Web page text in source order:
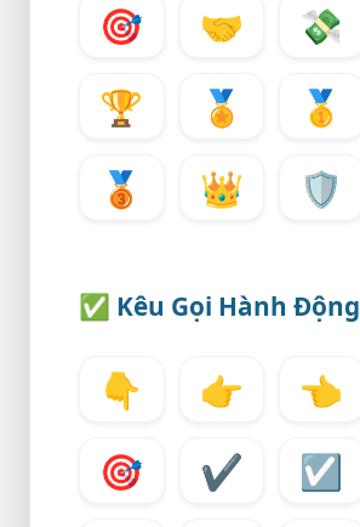
🎯
🤝 💸
🏆
🏅 🥇
🥉
👑 🛡️
✅ Kêu Gọi Hành Động
👇 👉 👈
🎯
✔️ ☑️